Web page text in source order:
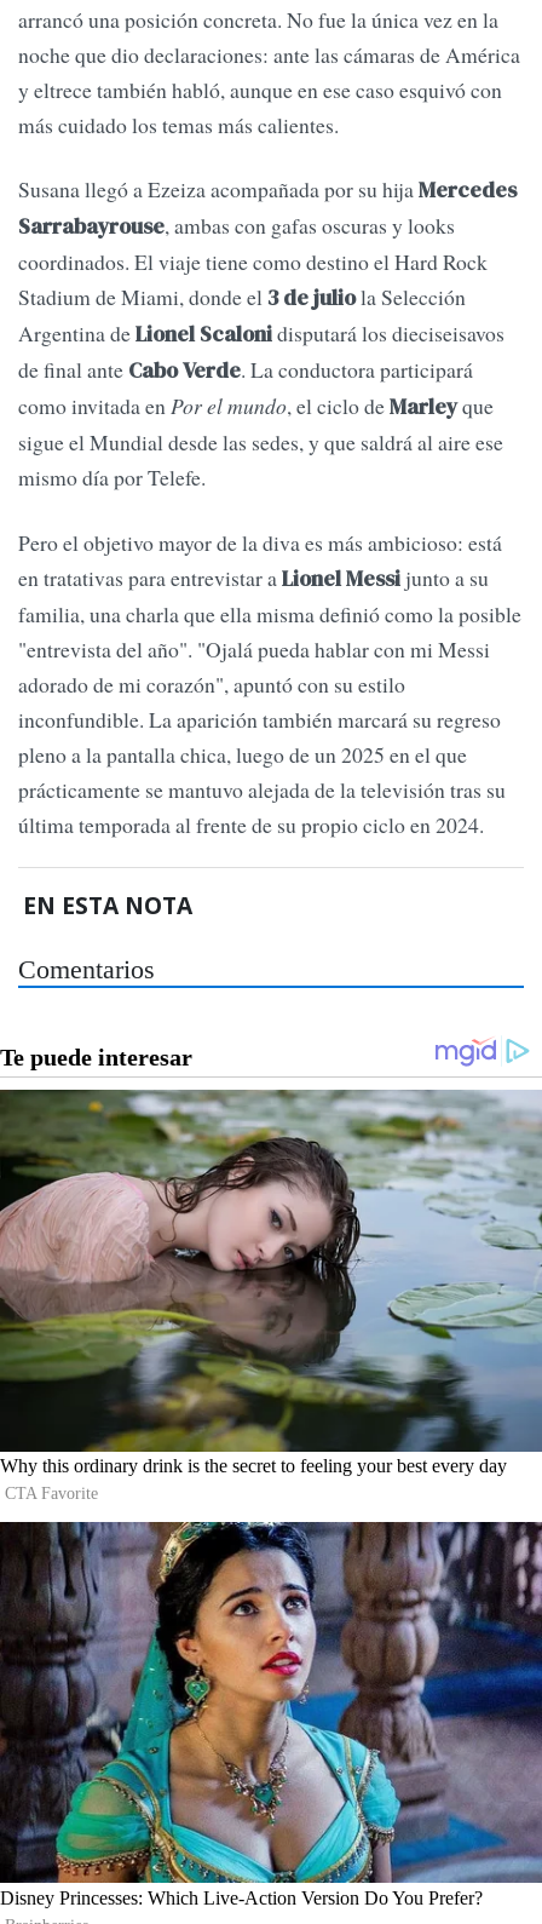
arrancó una posición concreta. No fue la única vez en la
noche que dio declaraciones: ante las cámaras de América
y eltrece también habló, aunque en ese caso esquivó con
más cuidado los temas más calientes.
Susana llegó a Ezeiza acompañada por su hijaMercedes
Sarrabayrouse, ambas con gafas oscuras y looks
coordinados. El viaje tiene como destino el Hard Rock
Stadium de Miami, donde el3 de juliola Selección
Argentina deLionel Scalonidisputará los dieciseisavos
de final ante Cabo Verde. La conductora participará
como invitada enPor el mundo, el ciclo deMarleyque
sigue el Mundial desde las sedes, y que saldrá al aire ese
mismo día por Telefe.
Pero el objetivo mayor de la diva es más ambicioso: está
en tratativas para entrevistar a Lionel Messi junto a su
familia, una charla que ella misma definió como la posible
"entrevista del año". "Ojalá pueda hablar con mi Messi
adorado de mi corazón", apuntó con su estilo
inconfundible. La aparición también marcará su regreso
pleno a la pantalla chica, luego de un 2025 en el que
prácticamente se mantuvo alejada de la televisión tras su
última temporada al frente de su propio ciclo en 2024.
EN ESTA NOTA
Comentarios